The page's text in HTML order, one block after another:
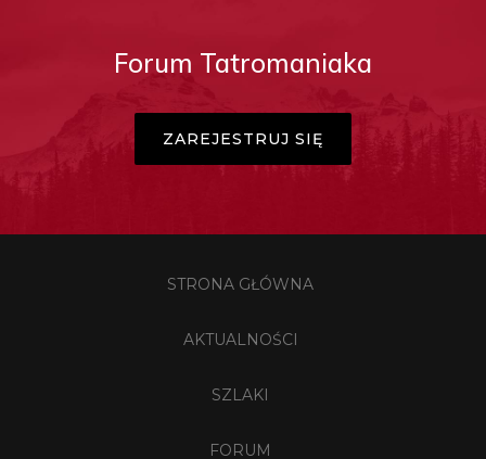
Forum Tatromaniaka
ZAREJESTRUJ SIĘ
STRONA GŁÓWNA
AKTUALNOŚCI
SZLAKI
FORUM